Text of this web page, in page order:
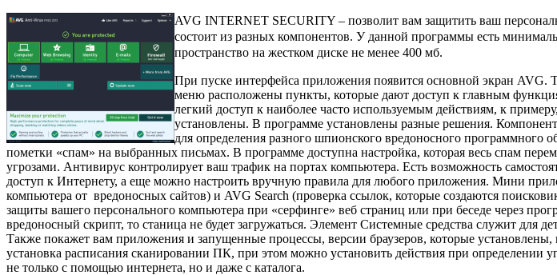
AVG INTERNET SECURITY – позволит вам защитить ваш
состоит из разных компонентов. У данной программы есть
пространство на жестком диске не менее 400 мб.
При пуске интерфейса приложения появится основной экран
меню расположены пункты, которые дают доступ к главным
легкий доступ к наиболее часто используемым действиям, к
установлены. В программе установлены разные решения.
для определения разного шпионского вредоносного программного
пометки «спам» на выбранных письмах. В программе доступна настройка, которая весь спам
угрозами. Антивирус контролирует ваш трафик на портах компьютера. Есть возможность
доступ к Интернету, а еще можно настроить вручную правила для любого приложения. Мини
компьютера от вредоносных сайтов) и AVG Search (проверка ссылок, которые создаются
защиты вашего персонального компьютера при «серфинге» веб страниц или при беседе через
вредоносный скрипт, то станица не будет загружаться. Элемент Системные средства служит для
Также покажет вам приложения и запущенные процессы, версии браузеров, которые
установка расписания сканировании ПК, при этом можно установить действия при определении
не только с помощью интернета, но и даже с каталога.